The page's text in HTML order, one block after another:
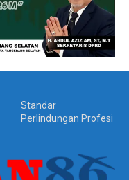
Standar
Perlindungan Profesi